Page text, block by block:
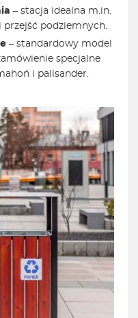
– stacja idealna m.in.
przejść podziemnych.
– standardowy model
specjalne
i palisander.